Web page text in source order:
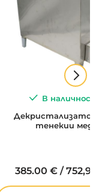
В
Декристализатор
тенекии мед
385.00 € /